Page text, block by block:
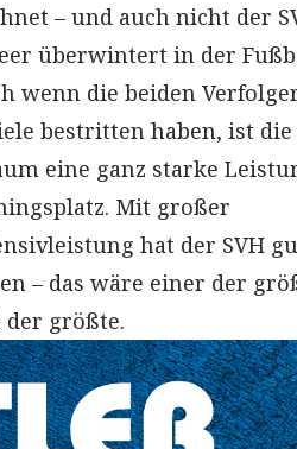
– und auch nicht der
überwintert in der
wenn die beiden
bestritten haben, ist die
eine ganz starke
Mit großer
hat der SVH
– das wäre einer der
der größte.